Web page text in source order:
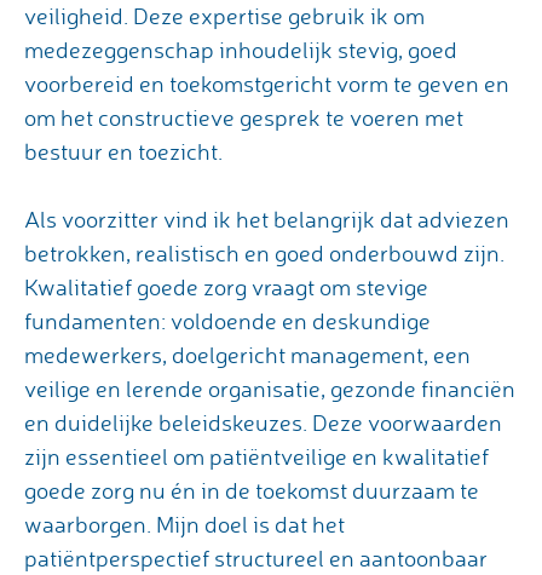
veiligheid. Deze expertise gebruik ik om
medezeggenschap inhoudelijk stevig, goed
voorbereid en toekomstgericht vorm te geven en
om het constructieve gesprek te voeren met
bestuur en toezicht.
Als voorzitter vind ik het belangrijk dat adviezen
betrokken, realistisch en goed onderbouwd zijn.
Kwalitatief goede zorg vraagt om stevige
fundamenten: voldoende en deskundige
medewerkers, doelgericht management, een
veilige en lerende organisatie, gezonde financiën
en duidelijke beleidskeuzes. Deze voorwaarden
zijn essentieel om patiëntveilige en kwalitatief
goede zorg nu én in de toekomst duurzaam te
waarborgen. Mijn doel is dat het
patiëntperspectief structureel en aantoonbaar